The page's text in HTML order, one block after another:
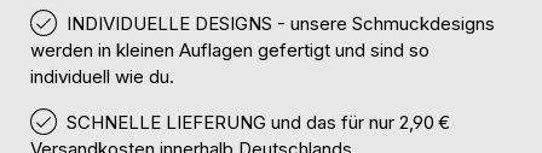
INDIVIDUELLE DESIGNS - unsere Schmuckdesigns
werden in kleinen Auflagen gefertigt und sind so
individuell wie du.
SCHNELLE LIEFERUNG und das für nur 2,90 €